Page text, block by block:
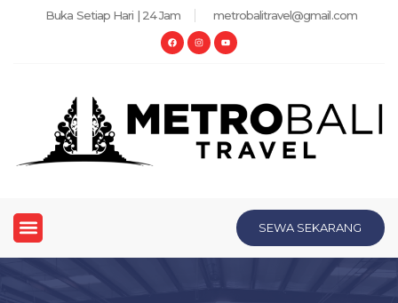
Buka Setiap Hari | 24 Jam metrobalitravel@gmail.com
SEWA SEKARANG